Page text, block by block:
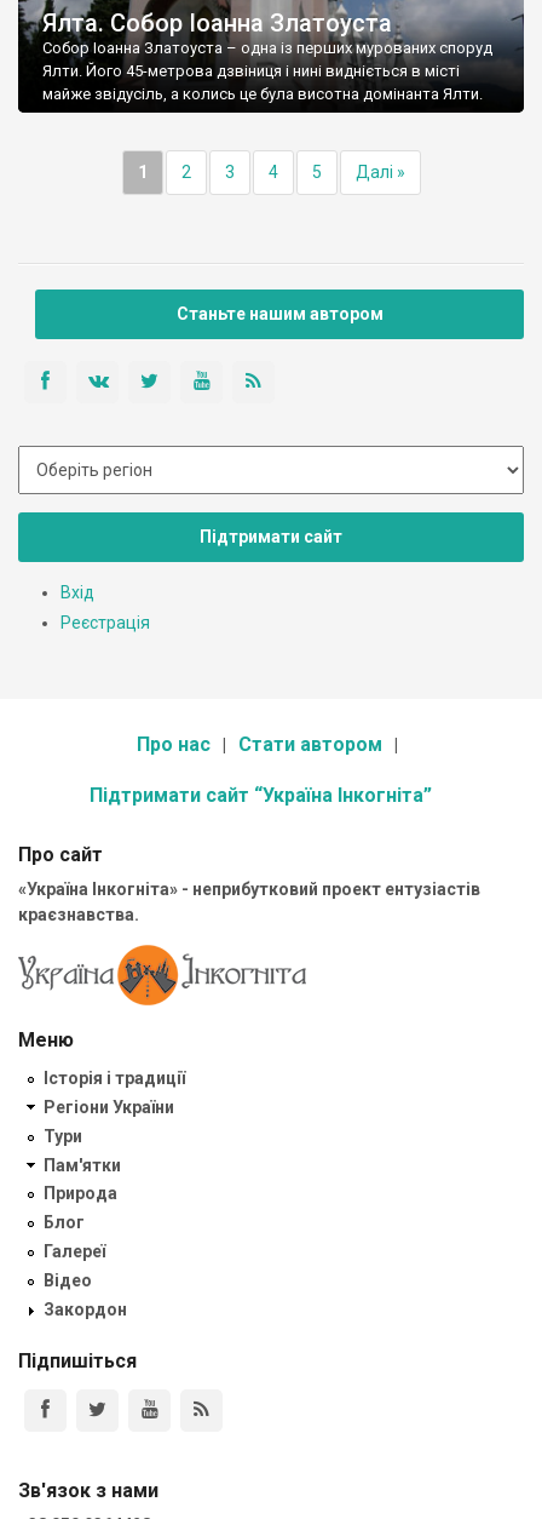
Ялта. Собор Іоанна Златоуста
Собор Іоанна Златоуста – одна із перших мурованих споруд
Ялти. Його 45-метрова дзвіниця і нині видніється в місті
майже звідусіль, а колись це була висотна домінанта Ялти.
1 2 3 4 5 Далі »
Станьте нашим автором
Підтримати сайт
Вхід
Реєстрація
Про нас Стати автором
Підтримати сайт “Україна Інкогніта”
Про сайт
«Україна Інкогніта» - неприбутковий проект ентузіастів
краєзнавства.
Меню
Історія і традиції
Регіони України
Тури
Пам'ятки
Природа
Блог
Галереї
Відео
Закордон
Підпишіться
Зв'язок з нами